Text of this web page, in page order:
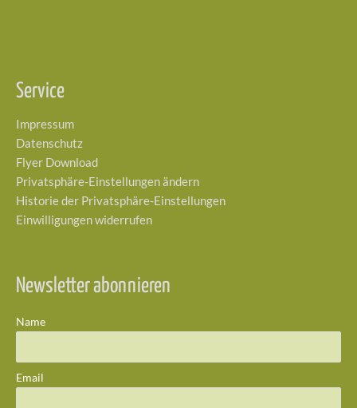
Service
Impressum
Datenschutz
Flyer Download
Privatsphäre-Einstellungen ändern
Historie der Privatsphäre-Einstellungen
Einwilligungen widerrufen
Newsletter abonnieren
Name
Email